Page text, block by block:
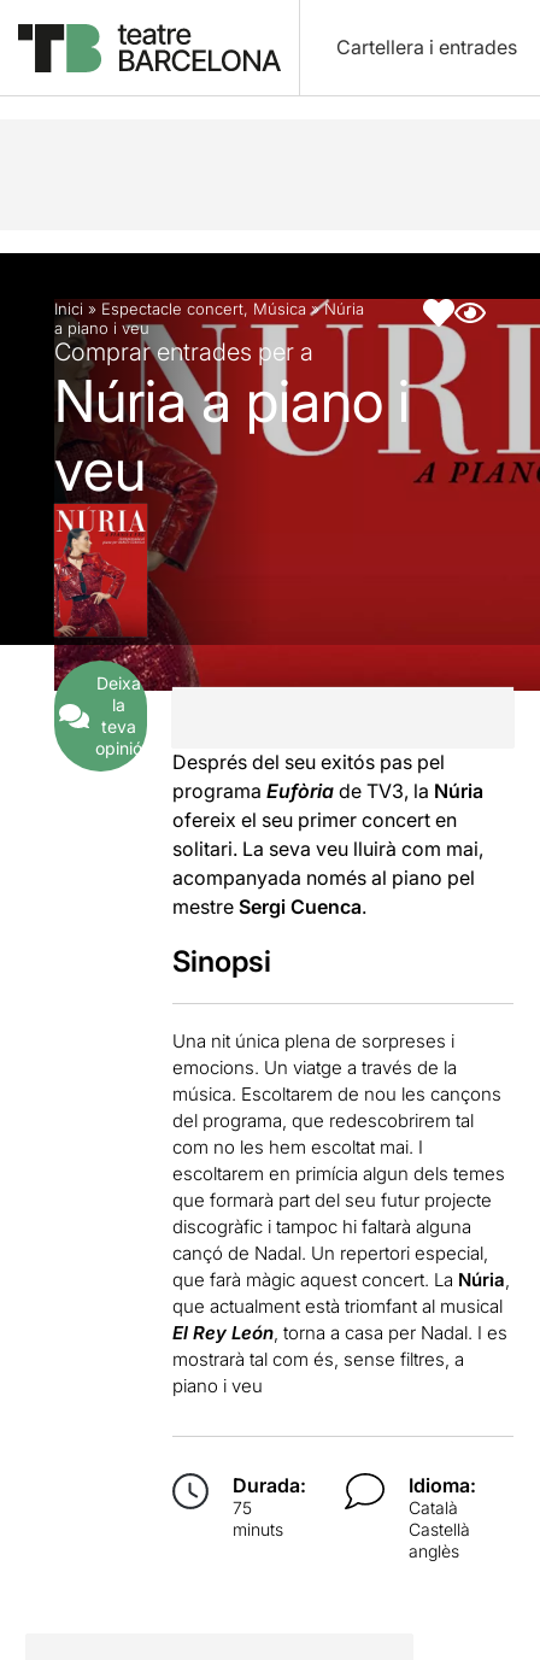
Cartellera i entrades
Descripció Fitxa artística
Inici » Espectacle concert, Música »Núria
a piano i veu
Comprar entrades per a
Núria a piano i
veu
Deixa
la
teva
opinió
Després del seu exitós pas pel
programaEufòria de TV3, la Núria
ofereix el seu primer concert en
solitari. La seva veu lluirà com mai,
acompanyada només al piano pel
mestreSergi Cuenca.
Sinopsi
Una nit única plena de sorpreses i
emocions. Un viatge a través de la
música. Escoltarem de nou les cançons
del programa, que redescobrirem tal
com no les hem escoltat mai. I
escoltarem en primícia algun dels temes
que formarà part del seu futur projecte
discogràfic i tampoc hi faltarà alguna
cançó de Nadal. Un repertori especial,
que farà màgic aquest concert. La Núria,
que actualment està triomfant al musical
El Rey León, torna a casa per Nadal. I es
mostrarà tal com és, sense filtres, a
piano i veu
Durada:
75
minuts
Idioma:
Català
Castellà
anglès